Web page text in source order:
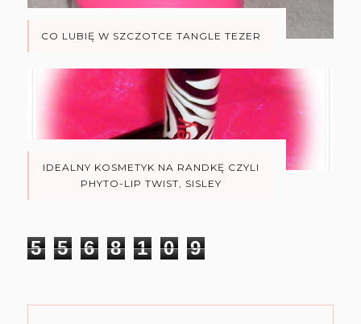
CO LUBIĘ W SZCZOTCE TANGLE TEZER
IDEALNY KOSMETYK NA RANDKĘ CZYLI
PHYTO-LIP TWIST, SISLEY
5 5 6 8 1 0 9